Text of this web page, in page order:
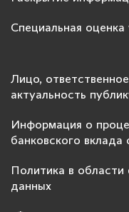
Специальная оценка
Лицо,
актуальность
Информация о
банковского
Политика в области
данных